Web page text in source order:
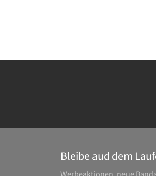
Bleibe aud dem